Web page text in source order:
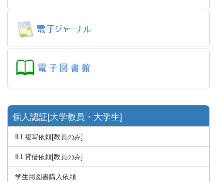
個人認証[大学教員・大学生]
ILL複写依頼[教員のみ]
ILL貸借依頼[教員のみ]
学生用図書購入依頼